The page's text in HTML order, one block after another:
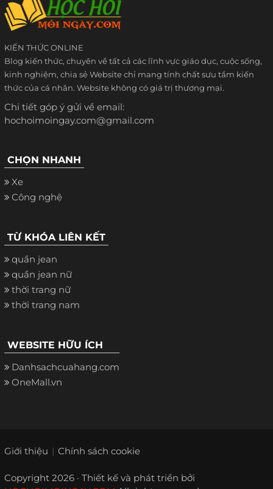
KIẾN THỨC ONLINE
Blog kiến thức, chuyên về tất cả các lĩnh vực giáo dục, cuộc sống,
kinh nghiệm, chia sẻ Website chỉ mang tính chất sưu tầm kiến
thức của cá nhân. Website không có giá trị thương mại.
Chi tiết góp ý gửi về email:
hochoimoingay.com@gmail.com
CHỌN NHANH
Xe
Công nghệ
TỪ KHÓA LIÊN KẾT
quần jean
quần jean nữ
thời trang nữ
thời trang nam
WEBSITE HỮU ÍCH
Danhsachcuahang.com
OneMall.vn
Giới thiệu Chính sách cookie
Copyright 2026 · Thiết kế và phát triển bởi